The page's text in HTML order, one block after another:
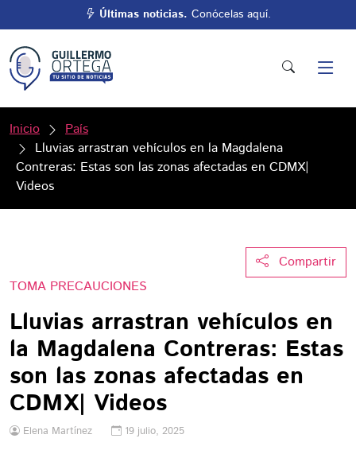
Últimas noticias. Conócelas aquí.
Inicio
País
Lluvias arrastran vehículos en la Magdalena
Contreras: Estas son las zonas afectadas en CDMX|
Videos
Compartir
TOMA PRECAUCIONES
Lluvias arrastran vehículos en
la Magdalena Contreras: Estas
son las zonas afectadas en
CDMX| Videos
Elena Martínez 19 julio, 2025